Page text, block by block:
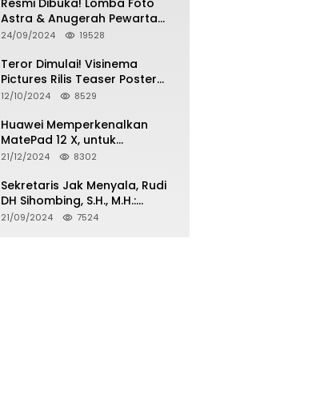
Resmi Dibuka! Lomba Foto
Astra & Anugerah Pewarta
Astra 2024: Bersama,
24/09/2024 19528
Teror Dimulai! Visinema
Pictures Rilis Teaser Poster
Wanita Ahli Neraka, Siap
November 2024
12/10/2024 8529
Huawei Memperkenalkan
MatePad 12 X, untuk
Pengalaman Lebih dari
Bright dan Desain Stylish
Tablet Ringan yang Hadirkan
Standar Baru untuk
21/12/2024 8302
Sekretaris Jak Menyala, Rudi
DH Sihombing, S.H., M.H.:
Cagub & Cawagub DKI
21/09/2024 7524